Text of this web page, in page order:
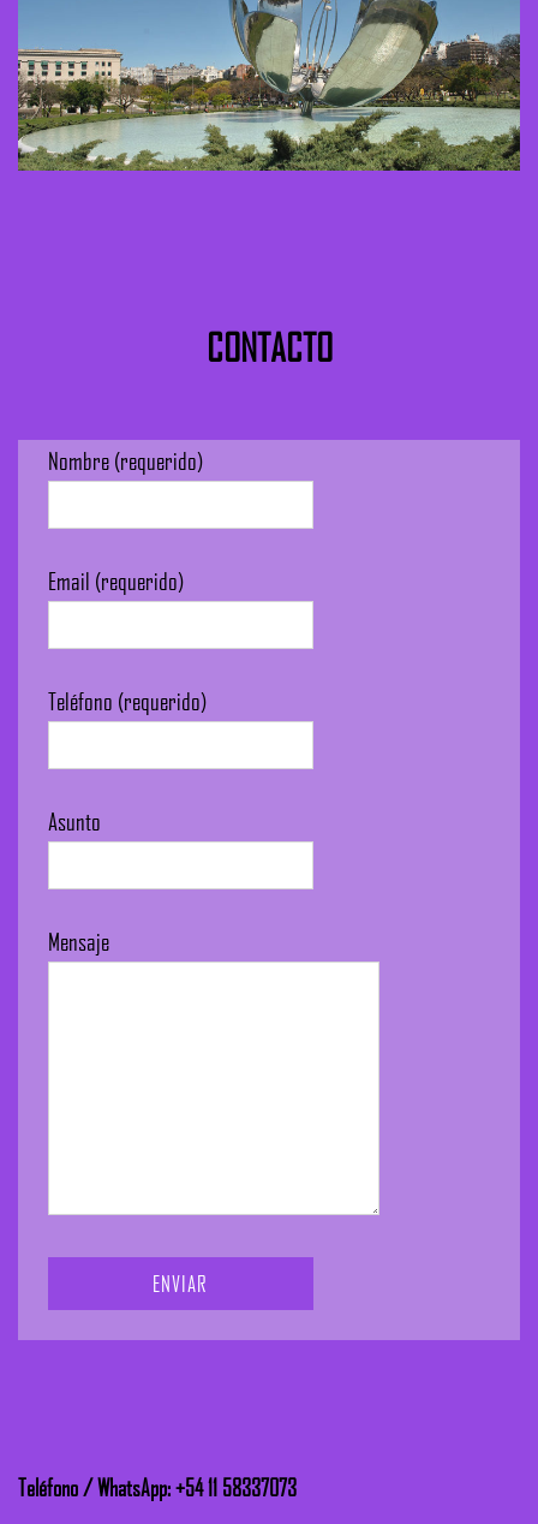
CONTACTO
Nombre (requerido)
Email (requerido)
Teléfono (requerido)
Asunto
Mensaje
Teléfono / WhatsApp:+54 11 58337073